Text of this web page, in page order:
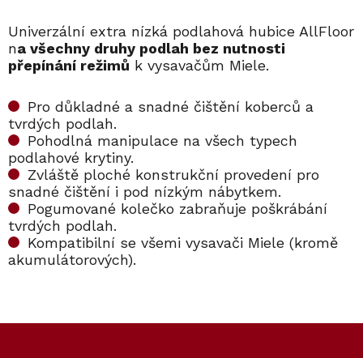
Univerzální extra nízká podlahová hubice AllFloor
na všechny druhy podlah bez nutnosti
přepínání režimů k vysavačům Miele.
Pro důkladné a snadné čištění koberců a
tvrdých podlah.
Pohodlná manipulace na všech typech
podlahové krytiny.
Zvláště ploché konstrukční provedení pro
snadné čištění i pod nízkým nábytkem.
Pogumované kolečko zabraňuje poškrábání
tvrdých podlah.
Kompatibilní se všemi vysavači Miele (kromě
akumulátorových).